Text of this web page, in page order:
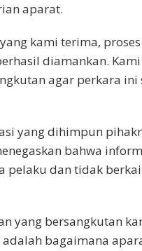
aparat.
kami terima,
diamankan.
agar perkara
yang dihimpun
bahwa
dan tidak
yang bersangkutan
bagaimana